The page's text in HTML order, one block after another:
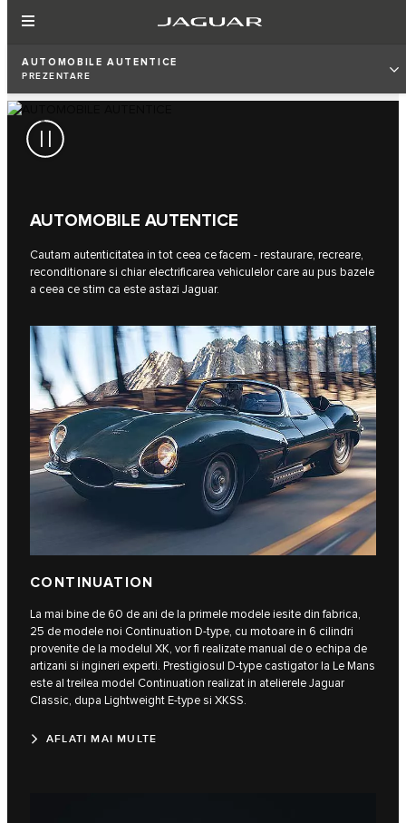
AUTOMOBILE AUTENTICE
PREZENTARE
AUTOMOBILE AUTENTICE
Cautam autenticitatea in tot ceea ce facem - restaurare, recreare,
reconditionare si chiar electrificarea vehiculelor care au pus bazele
a ceea ce stim ca este astazi Jaguar.
CONTINUATION
La mai bine de 60 de ani de la primele modele iesite din fabrica,
25 de modele noi Continuation D-type, cu motoare in 6 cilindri
provenite de la modelul XK, vor fi realizate manual de o echipa de
artizani si ingineri experti. Prestigiosul D-type castigator la Le Mans
este al treilea model Continuation realizat in atelierele Jaguar
Classic, dupa Lightweight E‑type si XKSS.
AFLATI MAI MULTE